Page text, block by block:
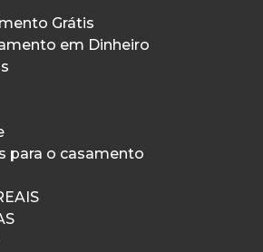
Grátis
em Dinheiro
para o casamento